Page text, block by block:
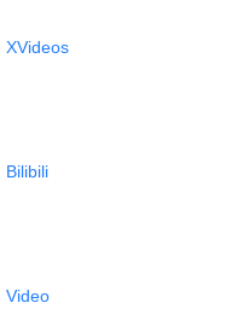
XVideos
Bilibili
Video